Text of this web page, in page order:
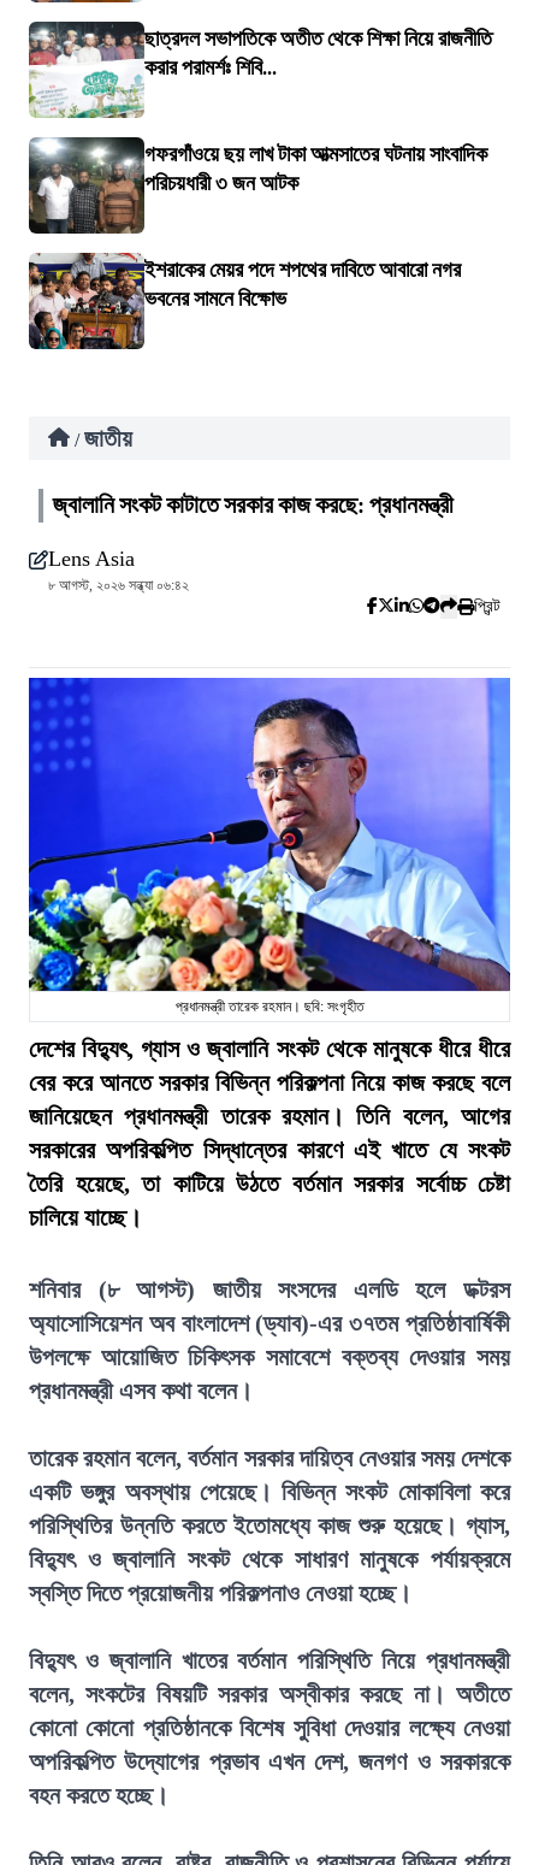
ছাত্রদল সভাপতিকে অতীত থেকে শিক্ষা নিয়ে রাজনীতি
করার পরামর্শঃ শিবি...
গফরগাঁওয়ে ছয় লাখ টাকা আত্মসাতের ঘটনায় সাংবাদিক
পরিচয়ধারী ৩ জন আটক
ইশরাকের মেয়র পদে শপথের দাবিতে আবারো নগর
ভবনের সামনে বিক্ষোভ
/ জাতীয়
জ্বালানি সংকট কাটাতে সরকার কাজ করছে: প্রধানমন্ত্রী
Lens Asia
৮ আগস্ট, ২০২৬ সন্ধ্যা ০৬:৪২
প্রিন্ট
প্রধানমন্ত্রী তারেক রহমান। ছবি: সংগৃহীত
দেশের বিদ্যুৎ, গ্যাস ও জ্বালানি সংকট থেকে মানুষকে ধীরে ধীরে
বের করে আনতে সরকার বিভিন্ন পরিকল্পনা নিয়ে কাজ করছে বলে
জানিয়েছেন প্রধানমন্ত্রী তারেক রহমান। তিনি বলেন, আগের
সরকারের অপরিকল্পিত সিদ্ধান্তের কারণে এই খাতে যে সংকট
তৈরি হয়েছে, তা কাটিয়ে উঠতে বর্তমান সরকার সর্বোচ্চ চেষ্টা
চালিয়ে যাচ্ছে।
শনিবার (৮ আগস্ট) জাতীয় সংসদের এলডি হলে ডক্টরস
অ্যাসোসিয়েশন অব বাংলাদেশ (ড্যাব)-এর ৩৭তম প্রতিষ্ঠাবার্ষিকী
উপলক্ষে আয়োজিত চিকিৎসক সমাবেশে বক্তব্য দেওয়ার সময়
প্রধানমন্ত্রী এসব কথা বলেন।
তারেক রহমান বলেন, বর্তমান সরকার দায়িত্ব নেওয়ার সময় দেশকে
একটি ভঙ্গুর অবস্থায় পেয়েছে। বিভিন্ন সংকট মোকাবিলা করে
পরিস্থিতির উন্নতি করতে ইতোমধ্যে কাজ শুরু হয়েছে। গ্যাস,
বিদ্যুৎ ও জ্বালানি সংকট থেকে সাধারণ মানুষকে পর্যায়ক্রমে
স্বস্তি দিতে প্রয়োজনীয় পরিকল্পনাও নেওয়া হচ্ছে।
বিদ্যুৎ ও জ্বালানি খাতের বর্তমান পরিস্থিতি নিয়ে প্রধানমন্ত্রী
বলেন, সংকটের বিষয়টি সরকার অস্বীকার করছে না। অতীতে
কোনো কোনো প্রতিষ্ঠানকে বিশেষ সুবিধা দেওয়ার লক্ষ্যে নেওয়া
অপরিকল্পিত উদ্যোগের প্রভাব এখন দেশ, জনগণ ও সরকারকে
বহন করতে হচ্ছে।